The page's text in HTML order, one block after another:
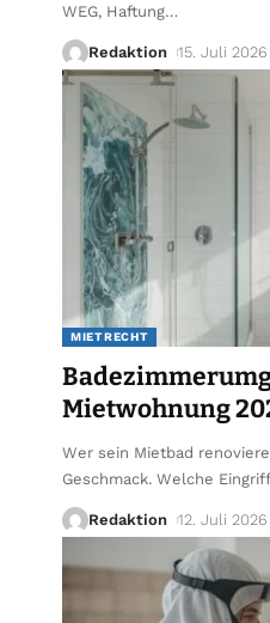
WEG, Haftung…
Redaktion 15. Juli 2026
MIETRECHT
Mietwohnung
Wer sein Mietbad
Geschmack. Welche
Redaktion 12. Juli 2026